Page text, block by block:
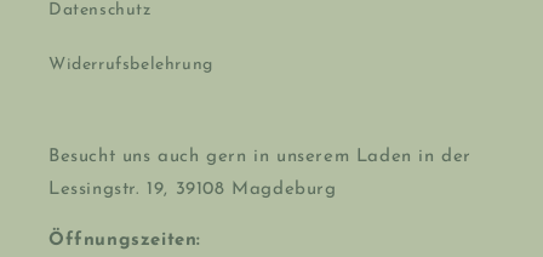
Datenschutz
Widerrufsbelehrung
Besucht uns auch gern in unserem Laden in der
Lessingstr. 19, 39108 Magdeburg
Öffnungszeiten: